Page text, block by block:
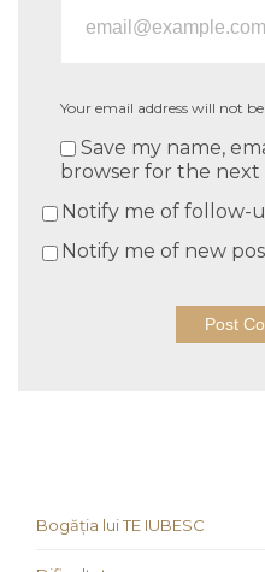
Your email address will not
Save my name,
browser for the
Notify me of follow-
Notify me of new
Bogăția lui TE IUBESC